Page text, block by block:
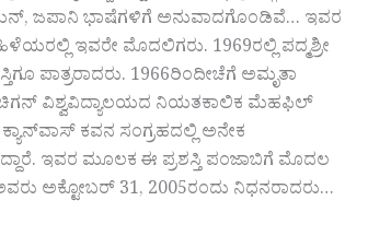
ಜಪಾನಿ ಭಾಷೆಗಳಿಗೆ ಅನುವಾದಗೊಂಡಿವೆ… ಇವರ
ಇವರೇ ಮೊದಲಿಗರು. 1969ರಲ್ಲಿ ಪದ್ಮಶ್ರೀ
ಪಾತ್ರರಾದರು. 1966ರಿಂದೀಚೆಗೆ ಅಮೃತಾ
ವಿಶ್ವವಿದ್ಯಾಲಯದ ನಿಯತಕಾಲಿಕ ಮೆಹಫಿಲ್
ಕವನ ಸಂಗ್ರಹದಲ್ಲಿ ಅನೇಕ
ಇವರ ಮೂಲಕ ಈ ಪ್ರಶಸ್ತಿ ಪಂಜಾಬಿಗೆ ಮೊದಲ
ಅಕ್ಟೋಬರ್ 31, 2005ರಂದು ನಿಧನರಾದರು…